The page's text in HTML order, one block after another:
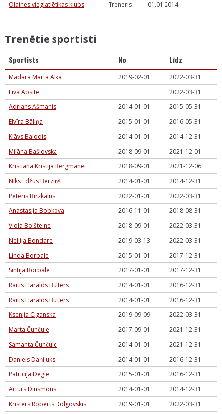
Olaines vieglatlētikas klubs
Treneris 01.01.2014.
Trenētie sportisti
Sportists No Līdz
Madara Marta Alka 2019-02-01
2022-03-31
Līva Apsīte
2022-03-31
Adrians Ašmanis
2014-01-01
2015-05-31
Elvīra Bāliņa
2015-01-01
2016-05-31
Klāvs Balodis
2014-01-01
2014-12-31
Milāna Bašlovska
2018-09-01
2021-12-01
Kristiāna Kristija Bergmane
2018-09-01
2021-12-06
Niks Edžus Bērziņš
2014-01-01
2014-12-31
Pēteris Birzkalns
2022-01-01
2022-03-31
Anastasija Bobkova
2016-11-01
2018-08-31
Viola Bolšteine
2018-09-01
2022-03-31
Nellija Bondare
2019-03-13
2022-03-31
Linda Borbale
2015-01-01
2017-12-31
Sintija Borbale
2017-01-01
2017-12-31
Raitis Haralds Bulters
2014-01-01
2016-12-31
Raitis Haralds Butlers
2014-01-01
2016-12-31
Ksenija Ciganska
2019-09-09
2022-03-31
Marta Čunčule
2017-09-01
2021-12-31
Samanta Čunčule
2014-01-01
2021-12-31
Daniels Daņiļuks
2014-01-01
2016-12-31
Patrīcija Degle
2015-01-01
2016-12-31
Artūrs Dinsmons
2014-01-01
2014-12-31
Kristers Roberts Dolgovskis
2019-01-01
2022-03-31